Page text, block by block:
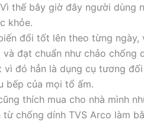
thế bây giờ đây người dùng
khỏe.
đổi tốt lên theo từng ngày,
đạt chuẩn như chảo chống
đó hẳn là dụng cụ tương
bếp của mọi tổ ấm.
thích mua cho nhà mình
chống dính TVS Arco làm